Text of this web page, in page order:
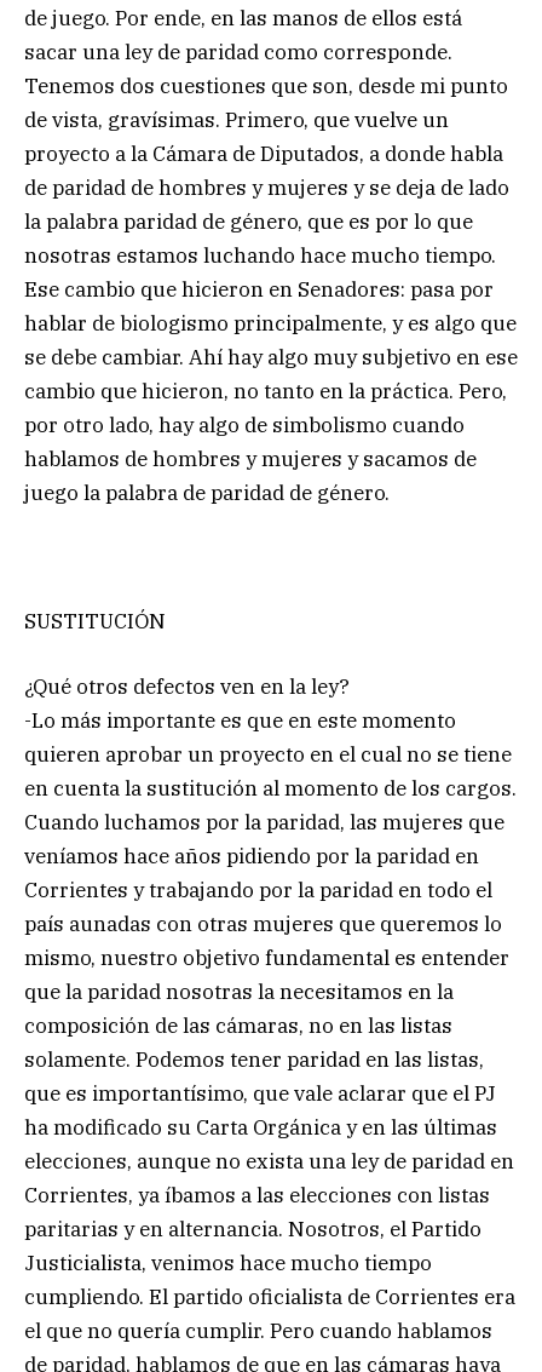
de juego. Por ende, en las manos de ellos está
sacar una ley de paridad como corresponde.
Tenemos dos cuestiones que son, desde mi punto
de vista, gravísimas. Primero, que vuelve un
proyecto a la Cámara de Diputados, a donde habla
de paridad de hombres y mujeres y se deja de lado
la palabra paridad de género, que es por lo que
nosotras estamos luchando hace mucho tiempo.
Ese cambio que hicieron en Senadores: pasa por
hablar de biologismo principalmente, y es algo que
se debe cambiar. Ahí hay algo muy subjetivo en ese
cambio que hicieron, no tanto en la práctica. Pero,
por otro lado, hay algo de simbolismo cuando
hablamos de hombres y mujeres y sacamos de
juego la palabra de paridad de género.
SUSTITUCIÓN
¿Qué otros defectos ven en la ley?
-Lo más importante es que en este momento
quieren aprobar un proyecto en el cual no se tiene
en cuenta la sustitución al momento de los cargos.
Cuando luchamos por la paridad, las mujeres que
veníamos hace años pidiendo por la paridad en
Corrientes y trabajando por la paridad en todo el
país aunadas con otras mujeres que queremos lo
mismo, nuestro objetivo fundamental es entender
que la paridad nosotras la necesitamos en la
composición de las cámaras, no en las listas
solamente. Podemos tener paridad en las listas,
que es importantísimo, que vale aclarar que el PJ
ha modificado su Carta Orgánica y en las últimas
elecciones, aunque no exista una ley de paridad en
Corrientes, ya íbamos a las elecciones con listas
paritarias y en alternancia. Nosotros, el Partido
Justicialista, venimos hace mucho tiempo
cumpliendo. El partido oficialista de Corrientes era
el que no quería cumplir. Pero cuando hablamos
de paridad, hablamos de que en las cámaras haya